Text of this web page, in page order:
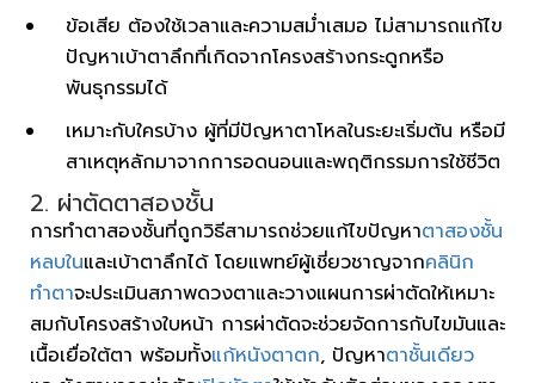
ข้อเสีย ต้องใช้เวลาและความสม่ำเสมอ ไม่สามารถแก้ไข
ปัญหาเบ้าตาลึกที่เกิดจากโครงสร้างกระดูกหรือ
พันธุกรรมได้
เหมาะกับใครบ้าง ผู้ที่มีปัญหาตาโหลในระยะเริ่มต้น หรือมี
สาเหตุหลักมาจากการอดนอนและพฤติกรรมการใช้ชีวิต
2. ผ่าตัดตาสองชั้น
การทำตาสองชั้นที่ถูกวิธีสามารถช่วยแก้ไขปัญหาตาสองชั้น
หลบในและเบ้าตาลึกได้ โดยแพทย์ผู้เชี่ยวชาญจากคลินิก
ทำตาจะประเมินสภาพดวงตาและวางแผนการผ่าตัดให้เหมาะ
สมกับโครงสร้างใบหน้า การผ่าตัดจะช่วยจัดการกับไขมันและ
เนื้อเยื่อใต้ตา พร้อมทั้งแก้หนังตาตก, ปัญหาตาชั้นเดียว